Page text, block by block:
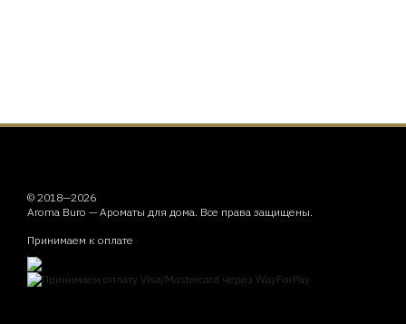
© 2018—2026
Aroma Buro — Ароматы для дома. Все права защищены.
Принимаем к оплате